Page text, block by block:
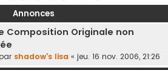
c
h
Annonces
Composition Originale non
shadow's lisa « jeu. 16 nov. 2006, 21:26